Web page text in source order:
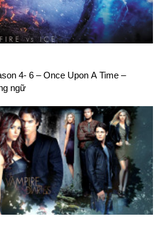
4- 6 – Once Upon A Time –
ngữ